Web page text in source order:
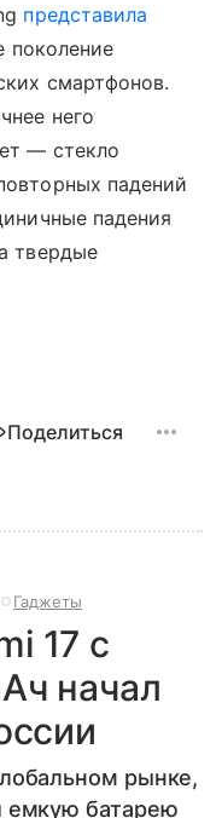
представила
поколение
смартфонов.
него
— стекло
падений
падения
твердые
Поделиться
Гаджеты
17 с
начал
рынке,
емкую батарею